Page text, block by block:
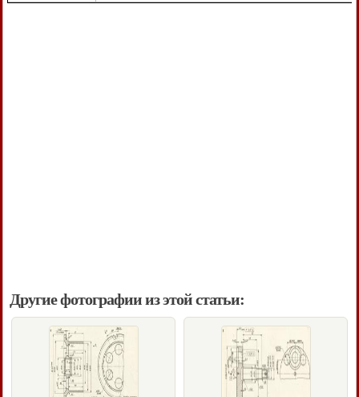
Другие фотографии из этой статьи: